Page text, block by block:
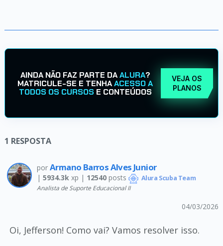
AINDA NÃO FAZ PARTE DAALURA?
MATRICULE-SE E TENHAACESSO A
TODOS OS CURSOS E CONTEÚDOS
VEJA OS
PLANOS
1 RESPOSTA
por Armano Barros Alves Junior
| 5934.3kxp | 12540posts Alura Scuba Team
Analista de Suporte Educacional II
04/03/2026
Oi, Jefferson! Como vai? Vamos resolver isso.